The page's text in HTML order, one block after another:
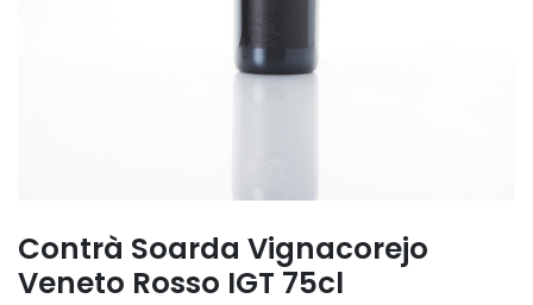
Contrà Soarda Vignacorejo
Veneto Rosso IGT 75cl